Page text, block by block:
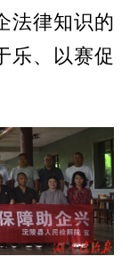
法律知识的
乐、以赛促